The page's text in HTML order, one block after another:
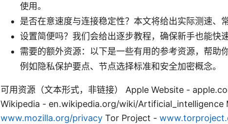
使用。
是否在意速度与连接稳定性？本文将给出实际测速、
设置简便吗？我们会给出逐步教程，确保新手也能快速
需要的额外资源：以下是一些有用的参考资源，帮助
例如隐私保护要点、节点选择标准和安全加密概念。
可用资源（文本形式，非链接） Apple Website -
Wikipedia - en.wikipedia.org/wiki/Artificial_intelligence
www.mozilla.org/privacy Tor Project -